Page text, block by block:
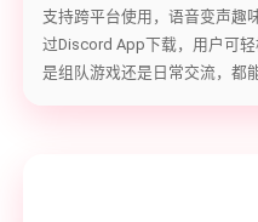
支持跨平台使用，语音变声趣
过Discord App下载，用户可
是组队游戏还是日常交流，都